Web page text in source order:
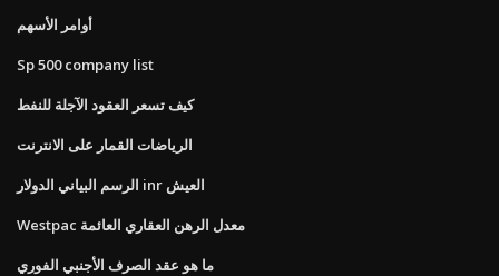
أوامر الأسهم
Sp 500 company list
كيف تسعر العقود الآجلة للنفط
الرياضات القمار على الانترنت
الرسم البياني الدولار inr العيش
Westpac معدل الرهن العقاري العائمة
ما هو عقد الصرف الأجنبي الفوري